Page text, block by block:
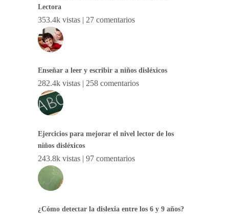
Lectora
353.4k vistas | 27 comentarios
Enseñar a leer y escribir a niños disléxicos
282.4k vistas | 258 comentarios
Ejercicios para mejorar el nivel lector de los
niños disléxicos
243.8k vistas | 97 comentarios
¿Cómo detectar la dislexia entre los 6 y 9 años?